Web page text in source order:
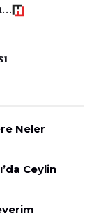
Neler
Ceylin